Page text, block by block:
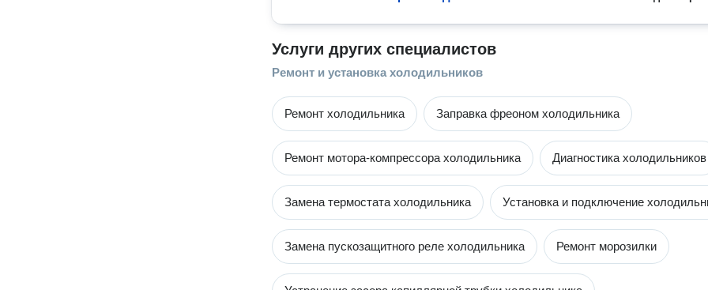
Услуги других специалистов
Ремонт и установка холодильников
Ремонт холодильника Заправка фреоном холодильника
Ремонт мотора-компрессора холодильника Диагностика холодильников
Замена термостата холодильника Установка и подключение
Замена пускозащитного реле холодильника Ремонт морозилки